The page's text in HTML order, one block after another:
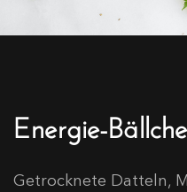
Energie-
Getrocknete Datteln,